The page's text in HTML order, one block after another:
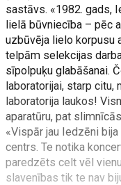
sastāvs. «1982. gads,
lielā būvniecība – pēc
uzbūvēja lielo korpusu
telpām selekcijas
sīpolpuķu glabāšanai.
laboratorijai, starp
laboratorija laukos!
aparatūru, pat
«Vispār jau Iedzēni
centrs. Te notika
paredzēts celt vēl
slavenības tik te nav